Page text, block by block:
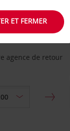
agence de retour
ET FERMER